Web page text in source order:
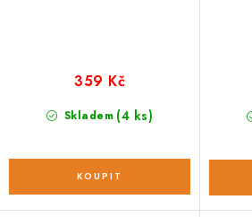
Skladem (4 ks)
359 Kč